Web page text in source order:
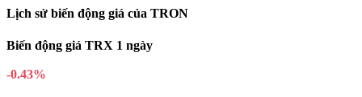
Lịch sử biến động giá của TRON
Biến động giá TRX 1 ngày
-0.43%